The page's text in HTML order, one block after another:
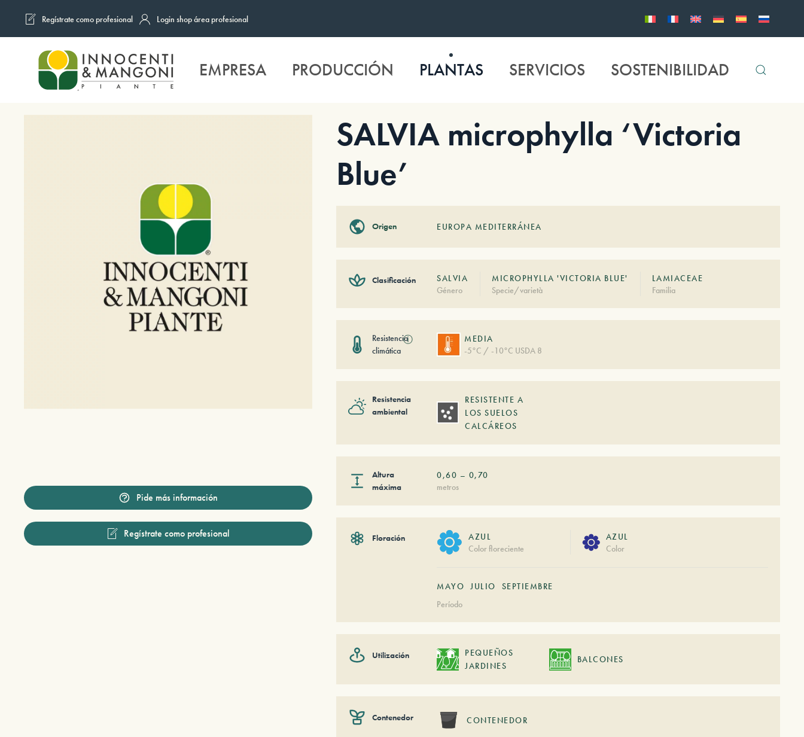
Skip to main content
Regístrate como profesional Login shop área profesional
EMPRESA PRODUCCIÓN PLANTAS SERVICIOS SOSTENIBILIDAD
Pide más información
Regístrate como profesional
SALVIA microphylla ‘Victoria
Blue’
Origen EUROPA MEDITERRÁNEA
Clasificación
SALVIA
Género
MICROPHYLLA 'VICTORIA BLUE'
Specie/varietà
LAMIACEAE
Familia
Resistencia
climática
ⓘ
MEDIA
-5°C / -10°C USDA 8
Resistencia
ambiental
RESISTENTE A
LOS SUELOS
CALCÁREOS
Altura
máxima
0,60 – 0,70
metros
Floración
AZUL
Color floreciente
AZUL
Color
MAYO JULIO
SEPTIEMBRE
Período
Utilización
PEQUEÑOS
JARDINES
BALCONES
Contenedor CONTENEDOR